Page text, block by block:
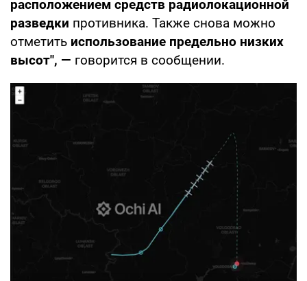
расположением средств радиолокационной
разведки противника. Также снова можно
отметить использование предельно низких
высот", — говорится в сообщении.